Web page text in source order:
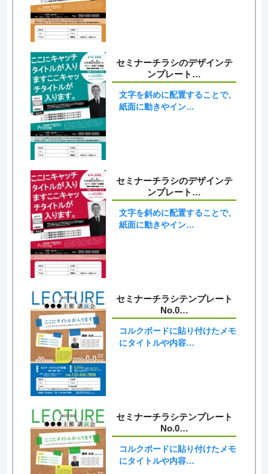
セミナーチラシのデザインテ
ンプレート…
文字を斜めに配置することで、
紙面に動きやイン…
セミナーチラシのデザインテ
ンプレート…
文字を斜めに配置することで、
紙面に動きやイン…
セミナーチラシテンプレート
No.0…
コルクボードに貼り付けたメモ
にタイトルや内容…
セミナーチラシテンプレート
No.0…
コルクボードに貼り付けたメモ
にタイトルや内容…